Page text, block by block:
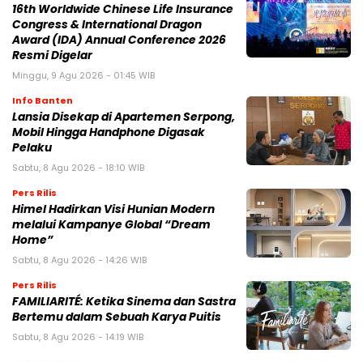
16th Worldwide Chinese Life Insurance
Congress & International Dragon
Award (IDA) Annual Conference 2026
Resmi Digelar
Minggu, 9 Agu 2026 - 01:45 WIB
Info Banten
Lansia Disekap di Apartemen Serpong,
Mobil Hingga Handphone Digasak
Pelaku
Sabtu, 8 Agu 2026 - 18:10 WIB
Pers Rilis
Himel Hadirkan Visi Hunian Modern
melalui Kampanye Global “Dream
Home”
Sabtu, 8 Agu 2026 - 14:26 WIB
Pers Rilis
FAMILIARITÉ: Ketika Sinema dan Sastra
Bertemu dalam Sebuah Karya Puitis
Sabtu, 8 Agu 2026 - 14:19 WIB